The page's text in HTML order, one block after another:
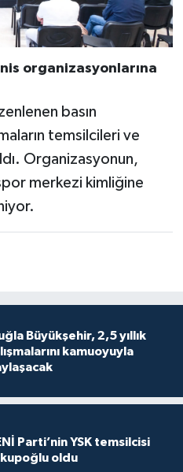
organizasyonlarına
basın
temsilcileri ve
Organizasyonun,
merkezi kimliğine
Büyükşehir, 2,5 yıllık
kamuoyuyla
Parti’nin YSK temsilcisi
oldu